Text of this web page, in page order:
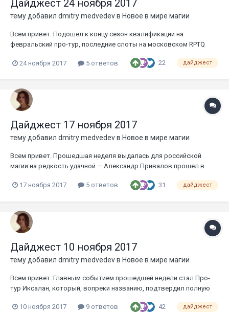
Дайджест 24 ноября 2017
тему добавил dmitry medvedevв Новое в мире магии
Всем привет. Подошел к концу сезон квалификации на
февральский про-тур, последние слоты на московском RPTQ
можно посмотреть здесь. Таким образом, в Бильбао из России
24 ноября 2017 5 ответов 22 дайджест
Дайджест 17 ноября 2017
тему добавил dmitry medvedevв Новое в мире магии
Всем привет. Прошедшая неделя выдалась для российской
магии на редкость удачной — Александр Привалов прошел в
очкам квалифицировался на финальный турнир MOCS 2017, куда
17 ноября 2017 5 ответов 31 дайджест
Дайджест 10 ноября 2017
тему добавил dmitry medvedevв Новое в мире магии
Всем привет. Главным событием прошедшей недели стал Про-
тур Иксалан, который, вопреки названию, подтвердил полную
колодами на Attune with Aether и Rogue Refiner, еще 28% —
10 ноября 2017 9 ответов 42 дайджест